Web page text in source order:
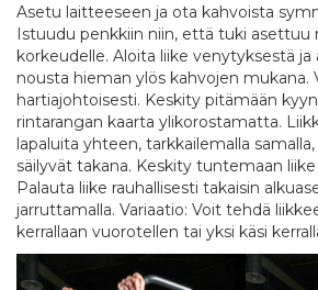
Asetu laitteeseen ja ota kahvoista
Istuudu penkkiin niin, että tuki asettuu
korkeudelle. Aloita liike venytyksestä ja
nousta hieman ylös kahvojen mukana.
hartiajohtoisesti. Keskity pitämään
rintarangan kaarta ylikorostamatta.
lapaluita yhteen, tarkkailemalla
säilyvät takana. Keskity tuntemaan liike
Palauta liike rauhallisesti takaisin
jarruttamalla. Variaatio: Voit tehdä
kerrallaan vuorotellen tai yksi käsi